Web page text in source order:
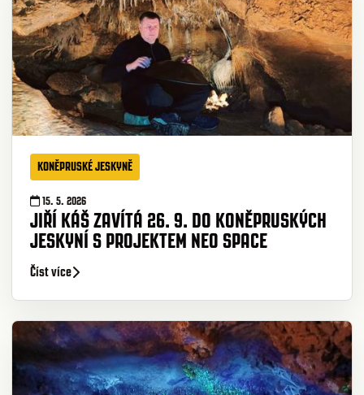
KONĚPRUSKÉ JESKYNĚ
15. 5. 2026
JIŘÍ KÁŠ ZAVÍTÁ 26. 9. DO KONĚPRUSKÝCH
JESKYNÍ S PROJEKTEM NEO SPACE
Číst více